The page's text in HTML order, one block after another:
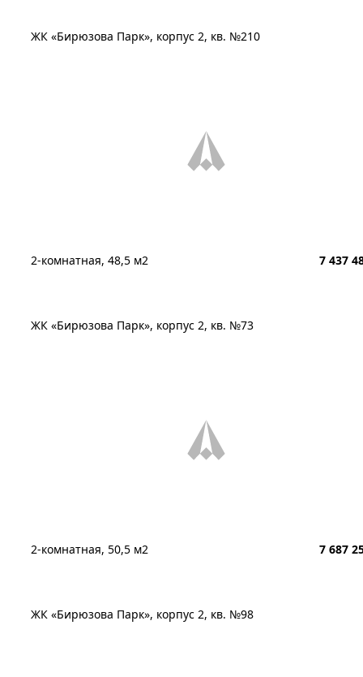
ЖК «Бирюзова Парк», корпус 2, кв. №210
2-комнатная, 48,5 м2 7 437
ЖК «Бирюзова Парк», корпус 2, кв. №73
2-комнатная, 50,5 м2 7 687
ЖК «Бирюзова Парк», корпус 2, кв. №98